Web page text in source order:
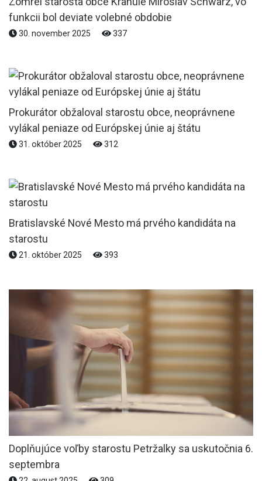
funkcii bol deviate volebné obdobie
30. november 2025 337
Prokurátor obžaloval starostu obce, neoprávnene
vylákal peniaze od Európskej únie aj štátu
31. október 2025 312
Bratislavské Nové Mesto má prvého kandidáta na
starostu
21. október 2025 393
Doplňujúce voľby starostu Petržalky sa uskutočnia 6.
septembra